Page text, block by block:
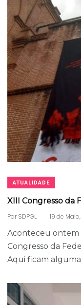
ATUALIDADE
XIII Congresso da
Por SDPGL . 19 de
Aconteceu ontem
Congresso da
Aqui ficam